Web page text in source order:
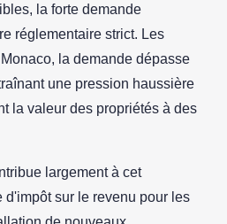
la forte demande
réglementaire strict. Les
la demande dépasse
une pression haussière
la valeur des propriétés à des
largement à cet
d'impôt sur le revenu pour les